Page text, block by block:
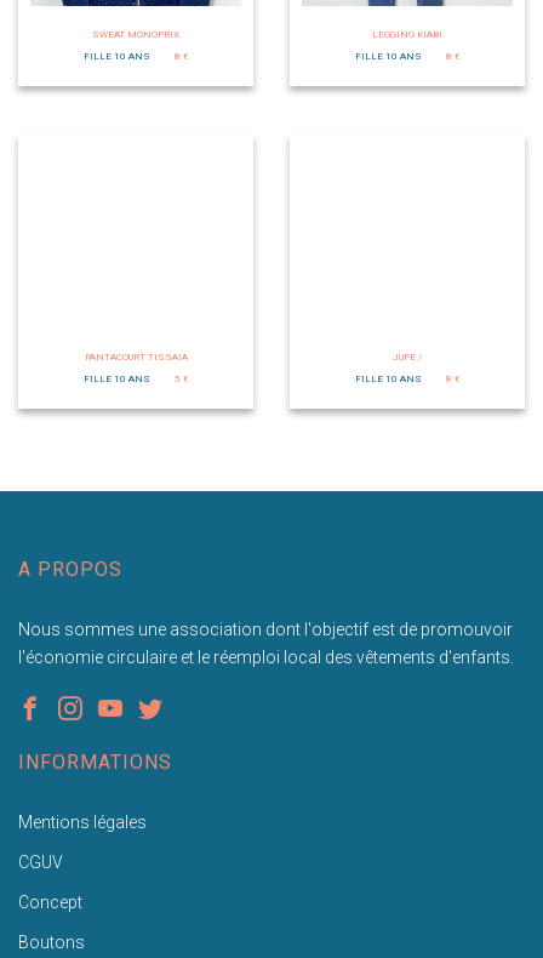
SWEAT MONOPRIX
FILLE 10 ANS
8 €
LEGGING KIABI
FILLE 10 ANS
8 €
PANTACOURT TISSAIA
FILLE 10 ANS
5 €
JUPE /
FILLE 10 ANS
8 €
A PROPOS
Nous sommes une association dont l'objectif est de promouvoir
l'économie circulaire et le réemploi local des vêtements d'enfants.
INFORMATIONS
Mentions légales
CGUV
Concept
Boutons